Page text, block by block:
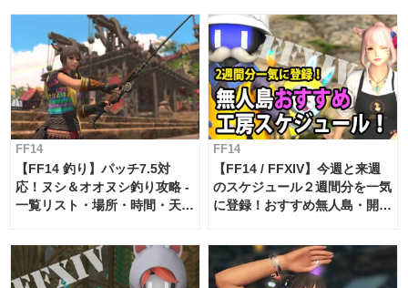
FF14
【FF14 釣り】パッチ7.5対
応！ヌシ＆オオヌシ釣り攻略 -
一覧リスト・場所・時間・天
FF14
【FF14 / FFXIV】今週と来週
のスケジュール２週間分を一気
に登録！おすすめ無人島・開拓